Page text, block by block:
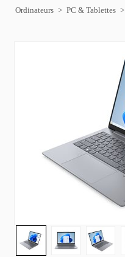
Ordinateurs PC & Tablettes